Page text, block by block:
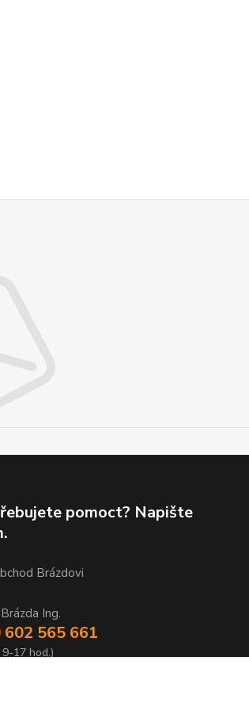
pomoct? Napište
Brázdovi
Ing.
602 565 661
9-17 hod.)